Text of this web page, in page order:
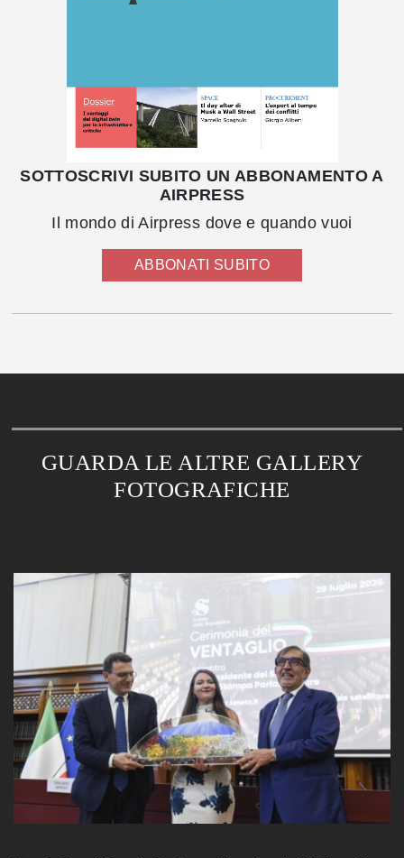
SOTTOSCRIVI SUBITO UN ABBONAMENTO A
AIRPRESS
Il mondo di Airpress dove e quando vuoi
ABBONATI SUBITO
GUARDA LE ALTRE GALLERY
FOTOGRAFICHE